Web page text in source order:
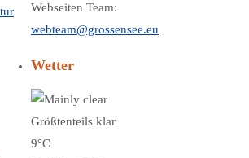
Webseiten Team:
webteam@grossensee.eu
Wetter
Größtenteils klar
9°C